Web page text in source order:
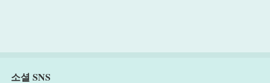
소셜 SNS